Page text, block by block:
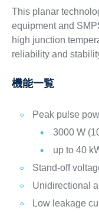
This planar
equipment and
high junction
reliability and
機能一覧
Peak pulse
3000 W
up to 40
Stand-off
Unidirectional
Low leakage